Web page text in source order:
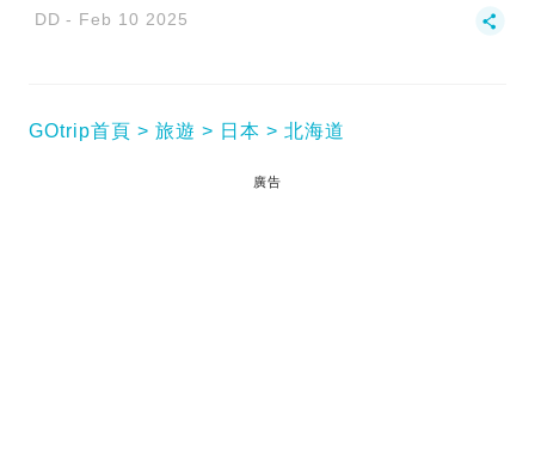
DD Feb 10 2025
GOtrip首頁 旅遊 日本 北海道
廣告